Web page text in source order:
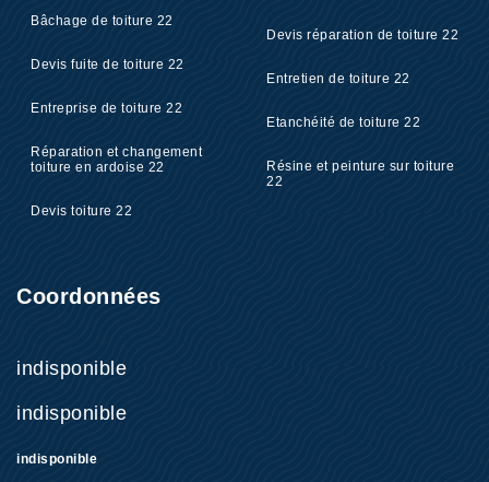
Bâchage de toiture 22
Devis fuite de toiture 22
Entreprise de toiture 22
Réparation et changement
toiture en ardoise 22
Devis toiture 22
Devis réparation de toiture 22
Entretien de toiture 22
Etanchéité de toiture 22
Résine et peinture sur toiture
22
Coordonnées
indisponible
indisponible
indisponible